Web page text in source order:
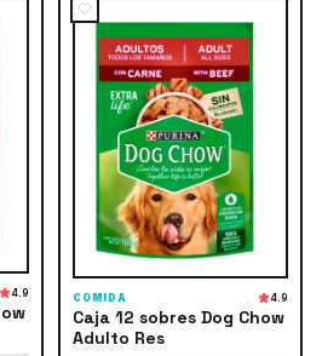
4.9 COMIDA 4.9
Caja 12 sobres Dog Chow
Adulto Res